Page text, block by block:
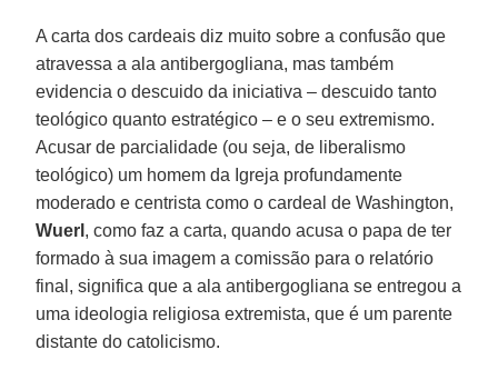
A carta dos cardeais diz muito sobre a confusão que
atravessa a ala antibergogliana, mas também
evidencia o descuido da iniciativa – descuido tanto
teológico quanto estratégico – e o seu extremismo.
Acusar de parcialidade (ou seja, de liberalismo
teológico) um homem da Igreja profundamente
moderado e centrista como o cardeal de Washington,
Wuerl , como faz a carta, quando acusa o papa de ter
formado à sua imagem a comissão para o relatório
final, significa que a ala antibergogliana se entregou a
uma ideologia religiosa extremista, que é um parente
distante do catolicismo.